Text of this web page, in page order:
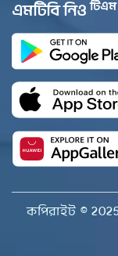
এমটিবি নিও টিএম
কপিরাইট © 2025